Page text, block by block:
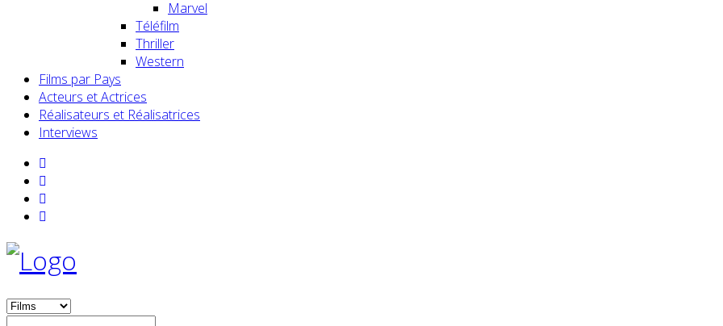
Marvel
Téléfilm
Thriller
Western
Films par Pays
Acteurs et Actrices
Réalisateurs et Réalisatrices
Interviews